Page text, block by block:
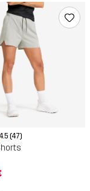
(47)